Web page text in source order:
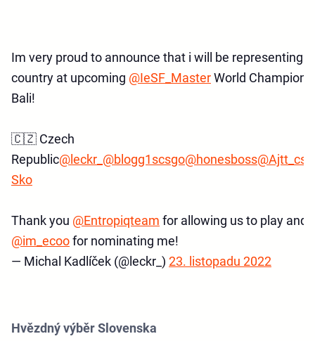
Im very proud to announce that i will be representing
country at upcoming @IeSF_MasterWorld
Bali!
🇨🇿 Czech
Republic@leckr_ @blogg1scsgo@honesboss@Ajtt_cs
Sko
Thank you @Entropiqteam for allowing us to play and
@im_ecoofor nominating me!
— Michal Kadlíček (@leckr_) 23. listopadu 2022
Hvězdný výběr Slovenska